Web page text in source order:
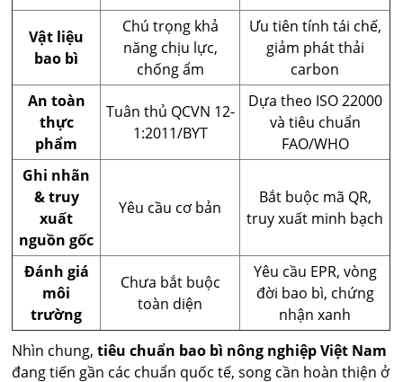
Vật liệu
bao bì
Chú trọng khả
năng chịu lực,
chống ẩm
Ưu tiên tính tái chế,
giảm phát thải
carbon
An toàn
thực
phẩm
Tuân thủ QCVN 12-
1:2011/BYT
Dựa theo ISO 22000
và tiêu chuẩn
FAO/WHO
Ghi nhãn
& truy
xuất
nguồn gốc
Yêu cầu cơ bản
Bắt buộc mã QR,
truy xuất minh bạch
Đánh giá
môi
trường
Chưa bắt buộc
toàn diện
Yêu cầu EPR, vòng
đời bao bì, chứng
nhận xanh
Nhìn chung,tiêu chuẩn bao bì nông nghiệp Việt Nam
đang tiến gần các chuẩn quốc tế, song cần hoàn thiện ở